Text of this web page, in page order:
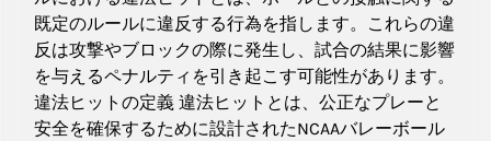
既定のルールに違反する行為を指します。これらの違
反は攻撃やブロックの際に発生し、試合の結果に影響
を与えるペナルティを引き起こす可能性があります。
違法ヒットの定義 違法ヒットとは、公正なプレーと
安全を確保するために設計されたNCAAバレーボール